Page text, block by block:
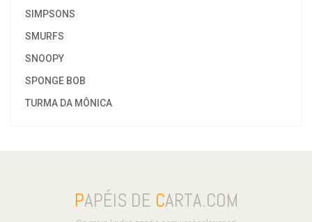
SIMPSONS
SMURFS
SNOOPY
SPONGE BOB
TURMA DA MÔNICA
PAPÉIS DE CARTA.COM